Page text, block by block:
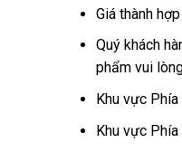
Giá thành
Quý khách
phẩm vui
Khu vực
Khu vực